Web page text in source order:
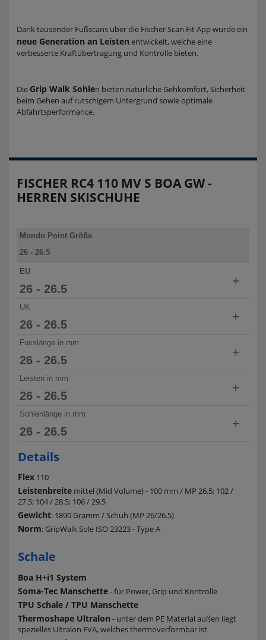
Dank tausender Fußscans über die Fischer Scan Fit App wurde ein
neue Generation an Leisten entwickelt, welche eine
verbesserte Kraftübertragung und Kontrolle bieten.
Die Grip Walk Sohlen bieten natürliche Gehkomfort, Sicherheit
beim Gehen auf rutschigem Untergrund sowie optimale
Abfahrtsperformance.
FISCHER RC4 110 MV S BOA GW -
HERREN SKISCHUHE
Mondo Point Größe
26 - 26.5
27 - 27.5
28 - 28.5
29 - 29.5
30 - 30.5
EU
26 - 26.5
40.5 - 41.5
27 - 27.5
28 - 28.5
43.5 - 44
29 - 29.5
44.5 - 45.5
30 - 30.5
46 - 46.5
+
UK
26 - 26.5
7 - 7.5
27 - 27.5
28 - 28.5
9 - 9.5
29 - 29.5
10 - 10.5
30 - 30.5
+
Fusslänge in mm
26 - 26.5
252 - 262
27 - 27.5
28 - 28.5
270 - 281
29 - 29.5
30 - 30.5
288 - 299
+
Leisten in mm
26 - 26.5
101
27 - 27.5
28 - 28.5
105
29 - 29.5
107
30 - 30.5
+
Sohlenlänge in mm
26 - 26.5
27 - 27.5
318
28 - 28.5
29 - 29.5
30 - 30.5
348
+
Details
Flex 110
Leistenbreite mittel (Mid Volume) - 100 mm / MP 26.5; 102 /
27.5; 104 / 28.5; 106 / 29.5
Gewicht: 1890 Gramm / Schuh (MP 26/26.5)
Norm: GripWalk Sole ISO 23223 - Type A
Schale
Boa H+i1 System
Soma-Tec Manschette- für Power, Grip und Kontrolle
TPU Schale / TPU Manschette
Thermoshape Ultralon - unter dem PE Material außen liegt
spezielles Ultralon EVA, welches thermoverformbar ist